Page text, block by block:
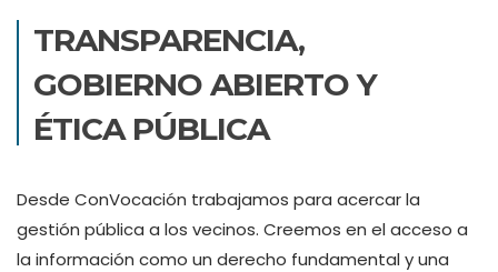
TRANSPARENCIA,
GOBIERNO ABIERTO Y
ÉTICA PÚBLICA
Desde ConVocación trabajamos para acercar la
gestión pública a los vecinos. Creemos en el acceso a
la información como un derecho fundamental y una